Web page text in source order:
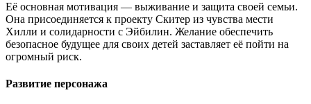
Её основная мотивация — выживание и защита своей семьи.
Она присоединяется к проекту Скитер из чувства мести
Хилли и солидарности с Эйбилин. Желание обеспечить
безопасное будущее для своих детей заставляет её пойти на
огромный риск.
Развитие персонажа